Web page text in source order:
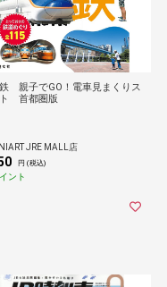
親子でGO！電車見まくりス
首都圏版
JRE MALL店
円 (税込)
ント